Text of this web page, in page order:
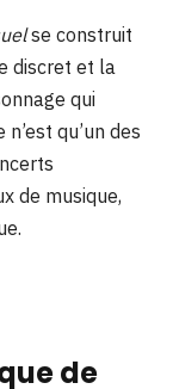
se construit
discret et la
qui
qu’un des
de musique,
de